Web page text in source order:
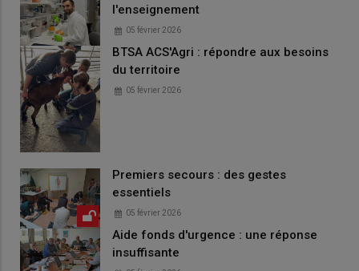
l'enseignement
05 février 2026
BTSA ACS'Agri : répondre aux besoins
du territoire
05 février 2026
Premiers secours : des gestes
essentiels
05 février 2026
Aide fonds d'urgence : une réponse
insuffisante